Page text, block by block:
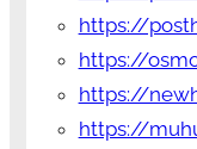
https://
https://
https://
https://